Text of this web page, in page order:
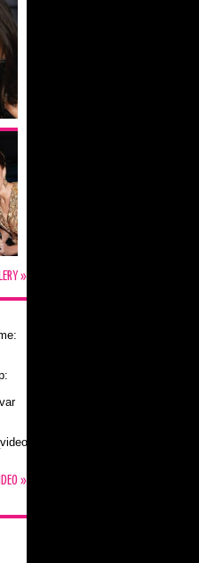
»
»